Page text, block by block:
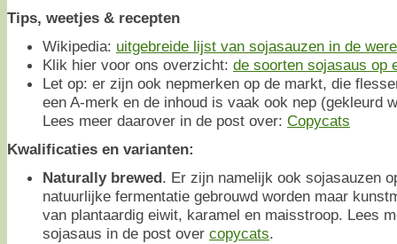
Tips, weetjes & recepten
Wikipedia: uitgebreide lijst van sojasauzen in de
Klik hier voor ons overzicht: de soorten sojasaus op
Let op: er zijn ook nepmerken op de markt, die
een A-merk en de inhoud is vaak ook nep (gekleurd
Lees meer daarover in de post over: Copycats
Kwalificaties en varianten:
Naturally brewed. Er zijn namelijk ook sojasauzen
natuurlijke fermentatie gebrouwd worden maar
van plantaardig eiwit, karamel en maisstroop. Lees
sojasaus in de post over copycats.